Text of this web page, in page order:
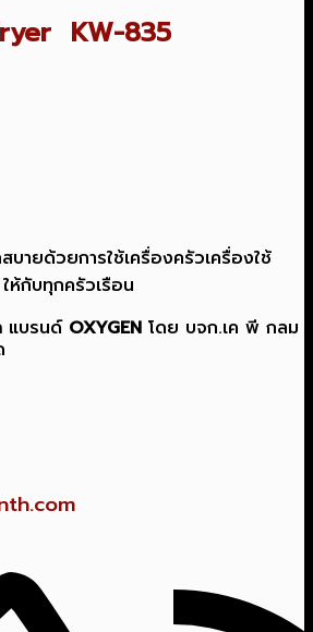
KW-835
บายด้วยการใช้เครื่องครัวเครื่องใช้
ห้กับทุกครัวเรือน
แบรนด์ OXYGEN โดย บจก.เค พี กลม